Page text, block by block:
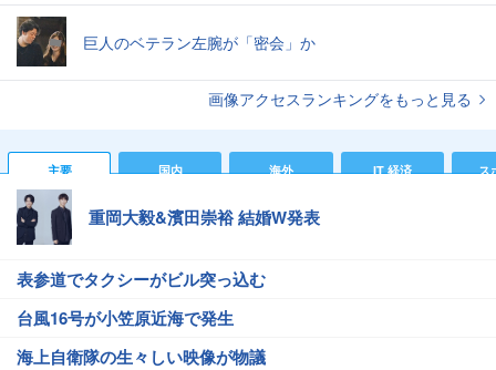
巨人のベテラン左腕が「密会」か
画像アクセスランキングをもっと見る
主要 国内 海外 IT 経済 ス
重岡大毅&濱田崇裕 結婚W発表
表参道でタクシーがビル突っ込む
台風16号が小笠原近海で発生
海上自衛隊の生々しい映像が物議